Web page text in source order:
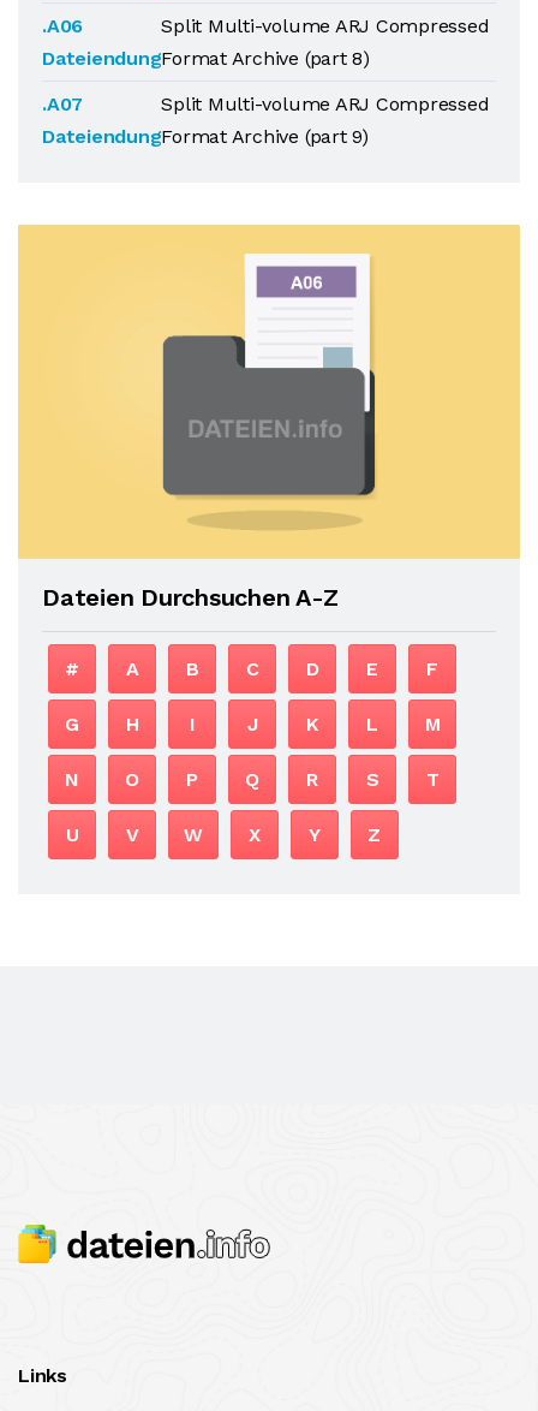
.A06
Dateiendung
Split Multi-volume ARJ Compressed
Format Archive (part 8)
.A07
Dateiendung
Split Multi-volume ARJ Compressed
Format Archive (part 9)
Dateien Durchsuchen A-Z
# A B C D E F
G H I J K L M
N O P Q R S T
U V W X Y Z
Links